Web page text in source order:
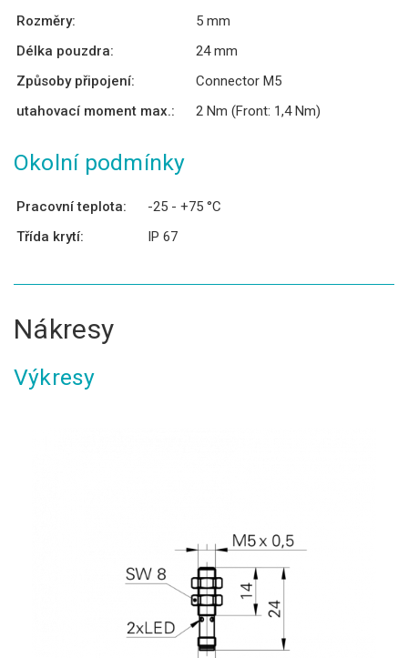
Rozměry:
5 mm
Délka pouzdra:
24 mm
Způsoby připojení:
Connector M5
utahovací moment max.:
2 Nm (Front: 1,4 Nm)
Okolní podmínky
Pracovní teplota:
-25 - +75 °C
Třída krytí:
IP 67
Nákresy
Výkresy